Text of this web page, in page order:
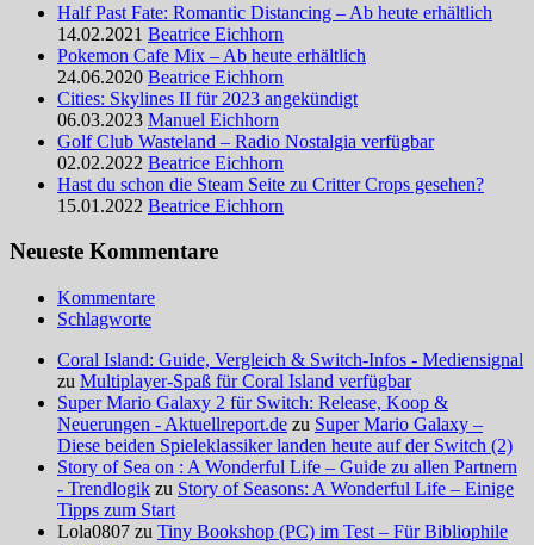
Half Past Fate: Romantic Distancing – Ab heute erhältlich
14.02.2021 Beatrice Eichhorn
Pokemon Cafe Mix – Ab heute erhältlich
24.06.2020 Beatrice Eichhorn
Cities: Skylines II für 2023 angekündigt
06.03.2023 Manuel Eichhorn
Golf Club Wasteland – Radio Nostalgia verfügbar
02.02.2022 Beatrice Eichhorn
Hast du schon die Steam Seite zu Critter Crops gesehen?
15.01.2022 Beatrice Eichhorn
Neueste Kommentare
Kommentare
Schlagworte
Coral Island: Guide, Vergleich & Switch-Infos - Mediensignal
zu Multiplayer-Spaß für Coral Island verfügbar
Super Mario Galaxy 2 für Switch: Release, Koop &
Neuerungen - Aktuellreport.de zu Super Mario Galaxy –
Diese beiden Spieleklassiker landen heute auf der Switch (2)
Story of Sea on : A Wonderful Life – Guide zu allen Partnern
- Trendlogik zu Story of Seasons: A Wonderful Life – Einige
Tipps zum Start
Lola0807 zu Tiny Bookshop (PC) im Test – Für Bibliophile